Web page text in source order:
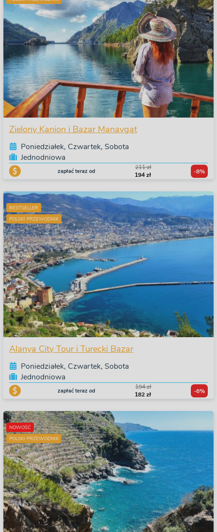
Zielony Kanion i Bazar Manavgat
Poniedziałek, Czwartek, Sobota
Jednodniowa
zapłać teraz od
211 zł
194 zł
-8%
BESTSELLER
POLSKI PRZEWODNIK
Alanya City Tour i Turecki Bazar
Poniedziałek, Czwartek, Sobota
Jednodniowa
zapłać teraz od
194 zł
182 zł
-6%
NOWOŚĆ
POLSKI PRZEWODNIK